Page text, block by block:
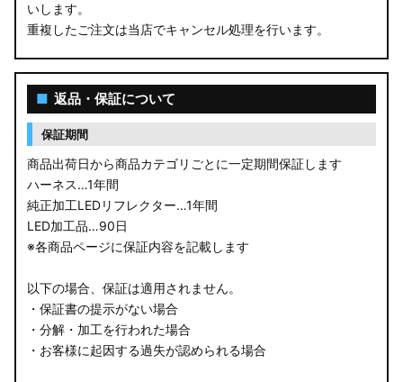
いします。
重複したご注文は当店でキャンセル処理を行います。
■ 返品・保証について
保証期間
商品出荷日から商品カテゴリごとに一定期間保証します
ハーネス…1年間
純正加工LEDリフレクター…1年間
LED加工品…90日
※各商品ページに保証内容を記載します
以下の場合、保証は適用されません。
・保証書の提示がない場合
・分解・加工を行われた場合
・お客様に起因する過失が認められる場合